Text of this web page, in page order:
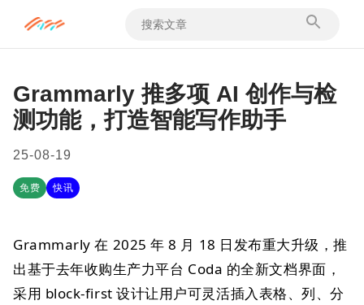
Grammarly 推多项 AI 创作与检
测功能，打造智能写作助手
25-08-19
免费 快讯
Grammarly 在 2025 年 8 月 18 日发布重大升级，推
出基于去年收购生产力平台 Coda 的全新文档界面，
采用 block-first 设计让用户可灵活插入表格、列、分